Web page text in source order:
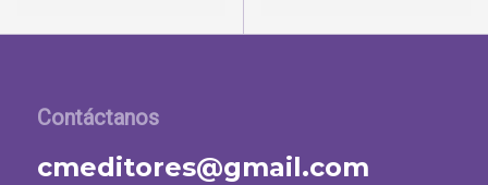
Contáctanos
cmeditores@gmail.com